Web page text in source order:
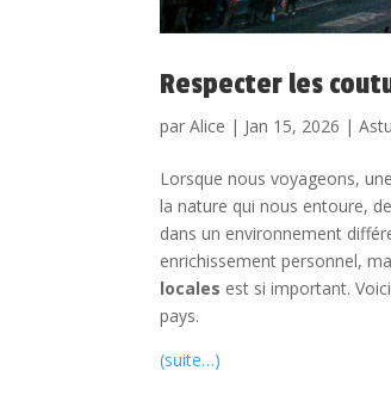
Respecter les
parAlice | Jan 15, 2026 |
Lorsque nous voyageons,
la nature qui nous entoure,
dans un environnement
enrichissement personnel,
locales est si important.
pays.
(suite…)